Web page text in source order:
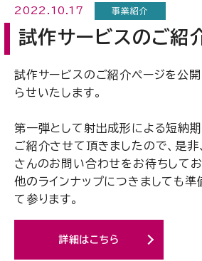
2022.10.17 事業紹介
試作サービスのご紹
試作サービスのご紹介ページを公開
らせいたします。
第一弾として射出成形による短納期
ご紹介させて頂きましたので、是非
さんのお問い合わせをお待ちしてお
他のラインナップにつきましても
て参ります。
詳細はこちら